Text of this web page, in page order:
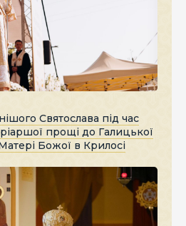
Святослава під час
прощі до Галицької
Божої в Крилосі